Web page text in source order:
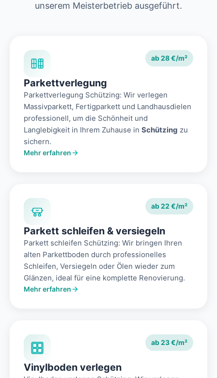
unserem Meisterbetrieb ausgeführt.
ab 28 €/m²
Parkettverlegung
Parkettverlegung Schützing: Wir verlegen
Massivparkett, Fertigparkett und Landhausdielen
professionell, um die Schönheit und
Langlebigkeit in Ihrem Zuhause in Schützing zu
sichern.
Mehr erfahren
ab 22 €/m²
Parkett schleifen & versiegeln
Parkett schleifen Schützing: Wir bringen Ihren
alten Parkettboden durch professionelles
Schleifen, Versiegeln oder Ölen wieder zum
Glänzen, ideal für eine komplette Renovierung.
Mehr erfahren
ab 23 €/m²
Vinylboden verlegen